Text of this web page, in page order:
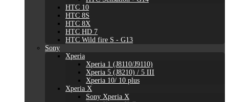
HTC 10
HTC 8S
HTC 8X
HTC HD 7
HTC Wild fire S - G13
Sony
Xperia
Xperia 1 (J8110/J9110)
Xperia 5 (J8210) / 5 III
Xperia 10/ 10 plus
Xperia X
Sony Xperia X